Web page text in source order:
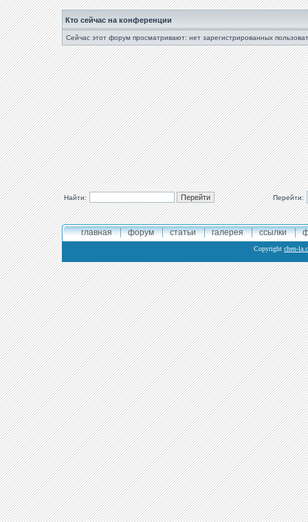
Кто сейчас на конференции
Сейчас этот форум просматривают: нет зарегистрированных
Найти: Перейти:
главная форум статьи галерея ссылки
Copyright chen-